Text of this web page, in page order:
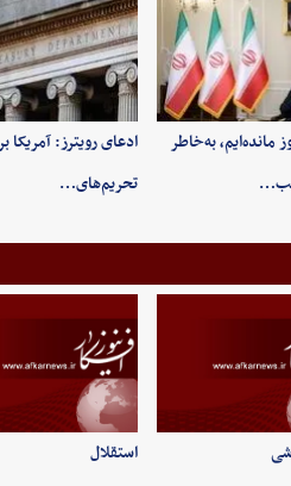
مانده‌ایم، به‌خاطر
ادعای رویترز: آمریکا
تحریم‌های…
استقلال